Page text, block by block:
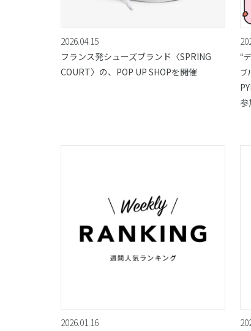
2026.04.15
フランス発シューズブランド〈SPRING
COURT〉の、POP UP SHOPを開催
“
ブ
参
2026.01.16